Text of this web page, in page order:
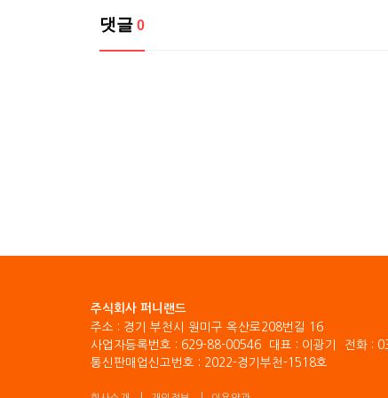
댓글 0
주식회사 퍼니랜드
주소 : 경기 부천시 원미구 옥산로208번길 16
사업자등록번호 : 629-88-00546
대표 : 이광기 전화 :
통신판매업신고번호 : 2022-경기부천-1518호